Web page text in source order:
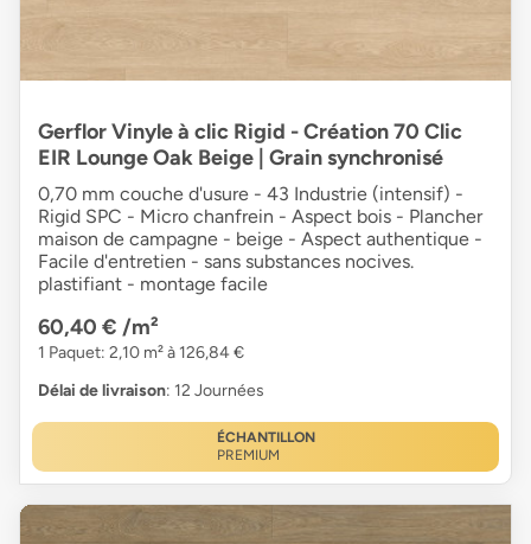
Gerflor Vinyle à clic Rigid - Création 70 Clic
EIR Lounge Oak Beige | Grain synchronisé
0,70 mm couche d'usure - 43 Industrie (intensif) -
Rigid SPC - Micro chanfrein - Aspect bois - Plancher
maison de campagne - beige - Aspect authentique -
Facile d'entretien - sans substances nocives.
plastifiant - montage facile
60,40 € /m²
1 Paquet: 2,10 m² à 126,84 €
Délai de livraison: 12 Journées
ÉCHANTILLON
PREMIUM